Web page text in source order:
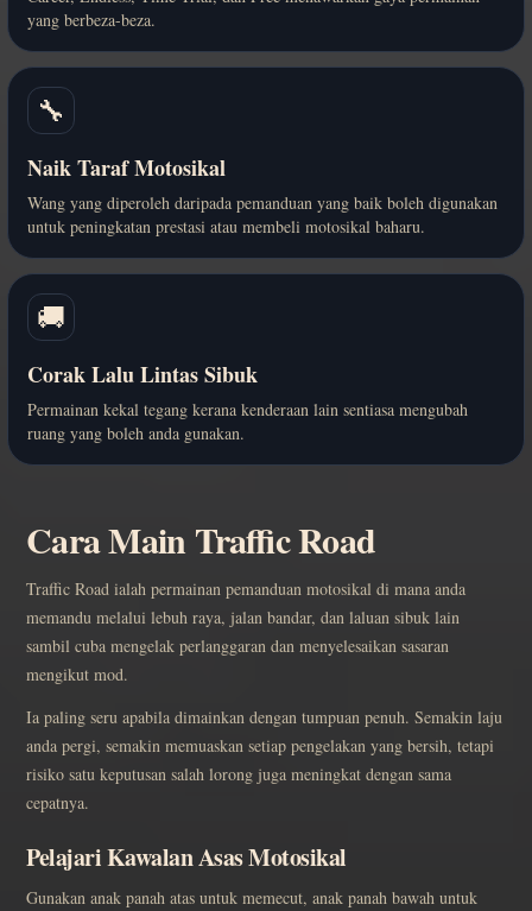
yang berbeza-beza.
🔧
Naik Taraf Motosikal
Wang yang diperoleh daripada pemanduan yang baik boleh digunakan
untuk peningkatan prestasi atau membeli motosikal baharu.
🚚
Corak Lalu Lintas Sibuk
Permainan kekal tegang kerana kenderaan lain sentiasa mengubah
ruang yang boleh anda gunakan.
Cara Main Traffic Road
Traffic Road ialah permainan pemanduan motosikal di mana anda
memandu melalui lebuh raya, jalan bandar, dan laluan sibuk lain
sambil cuba mengelak perlanggaran dan menyelesaikan sasaran
mengikut mod.
Ia paling seru apabila dimainkan dengan tumpuan penuh. Semakin laju
anda pergi, semakin memuaskan setiap pengelakan yang bersih, tetapi
risiko satu keputusan salah lorong juga meningkat dengan sama
cepatnya.
Pelajari Kawalan Asas Motosikal
Gunakan anak panah atas untuk memecut, anak panah bawah untuk